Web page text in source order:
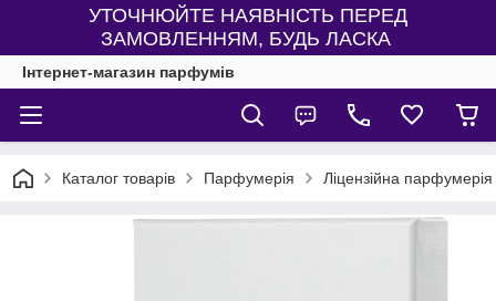
УТОЧНЮЙТЕ НАЯВНІСТЬ ПЕРЕД
ЗАМОВЛЕННЯМ, БУДЬ ЛАСКА
Інтернет-магазин парфумів
Каталог товарів Парфумерія Ліцензійна парфумерія